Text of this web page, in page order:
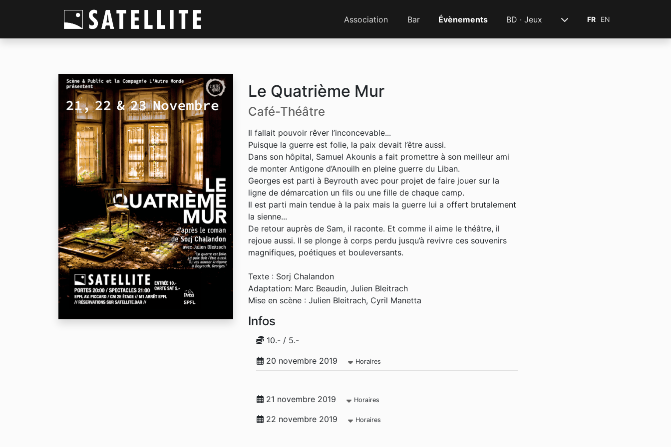
FR EN
Association Bar Évènements BD · Jeux
Le Quatrième Mur
Café-Théâtre
Il fallait pouvoir rêver l’inconcevable...
Puisque la guerre est folie, la paix devait l’être aussi.
Dans son hôpital, Samuel Akounis a fait promettre à son meilleur ami
de monter Antigone d’Anouilh en pleine guerre du Liban.
Georges est parti à Beyrouth avec pour projet de faire jouer sur la
ligne de démarcation un fils ou une fille de chaque camp.
Il est parti main tendue à la paix mais la guerre lui a offert brutalement
la sienne...
De retour auprès de Sam, il raconte. Et comme il aime le théâtre, il
rejoue aussi. Il se plonge à corps perdu jusqu’à revivre ces souvenirs
magnifiques, poétiques et bouleversants.
Texte : Sorj Chalandon
Adaptation: Marc Beaudin, Julien Bleitrach
Mise en scène : Julien Bleitrach, Cyril Manetta
Infos
10.- / 5.-
20 novembre 2019 Horaires
21 novembre 2019 Horaires
22 novembre 2019 Horaires